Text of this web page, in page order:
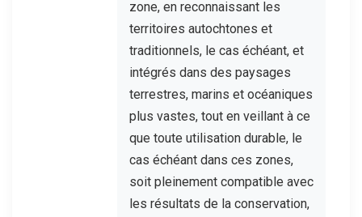
zone, en reconnaissant les
territoires autochtones et
traditionnels, le cas échéant, et
intégrés dans des paysages
terrestres, marins et océaniques
plus vastes, tout en veillant à ce
que toute utilisation durable, le
cas échéant dans ces zones,
soit pleinement compatible avec
les résultats de la conservation,